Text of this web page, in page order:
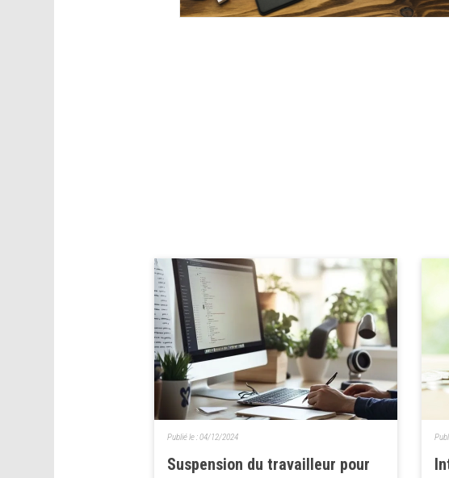
Suspension du travailleur pour
Publié le :04/12/2024